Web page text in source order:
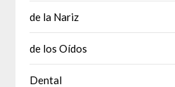
de la Nariz
de los Oídos
Dental